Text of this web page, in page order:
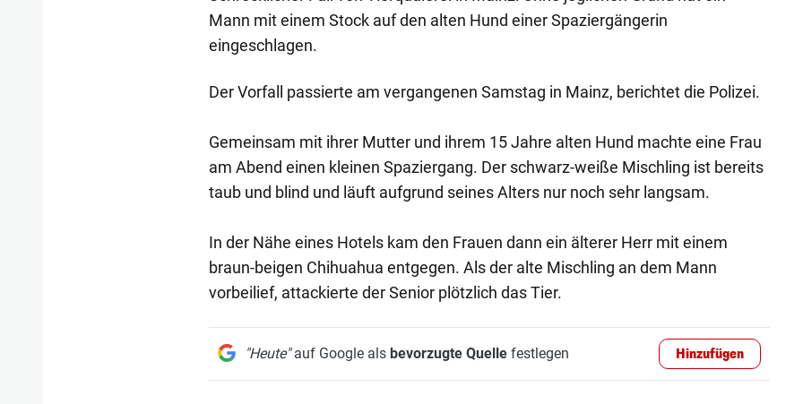
Mann mit einem Stock auf den alten Hund einer Spaziergängerin
eingeschlagen.
Der Vorfall passierte am vergangenen Samstag in Mainz, berichtet die Polizei.
Gemeinsam mit ihrer Mutter und ihrem 15 Jahre alten Hund machte eine Frau
am Abend einen kleinen Spaziergang. Der schwarz-weiße Mischling ist bereits
taub und blind und läuft aufgrund seines Alters nur noch sehr langsam.
In der Nähe eines Hotels kam den Frauen dann ein älterer Herr mit einem
braun-beigen Chihuahua entgegen. Als der alte Mischling an dem Mann
vorbeilief, attackierte der Senior plötzlich das Tier.
"Heute"auf Google als bevorzugte Quellefestlegen Hinzufügen